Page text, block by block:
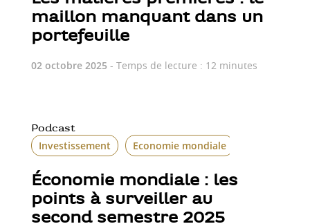
maillon manquant dans un
portefeuille
02 octobre 2025 - Temps de lecture : 12 minutes
Podcast
Investissement Economie mondiale
Économie mondiale : les
points à surveiller au
second semestre 2025